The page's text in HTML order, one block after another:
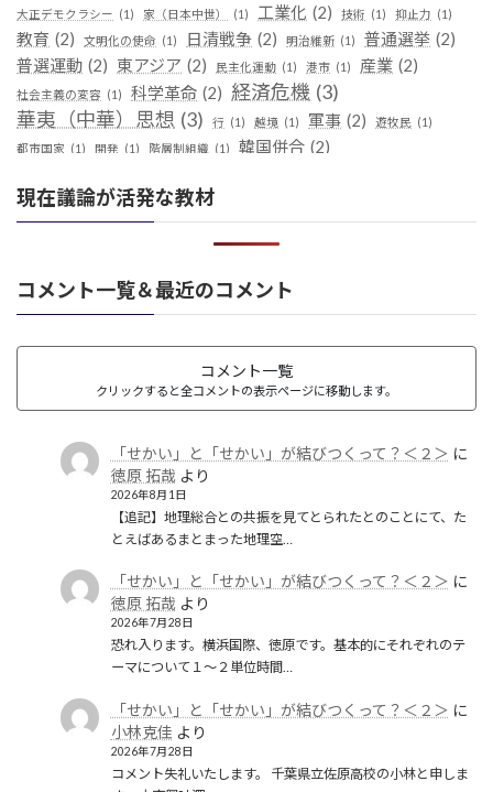
大正デモクラシー (1) 家（日本中世） (1) 工業化 (2) 技術 (1) 抑止力 (1)
教育 (2) 文明化の使命 (1) 日清戦争 (2) 明治維新 (1) 普通選挙 (2)
普選運動 (2) 東アジア (2) 民主化運動 (1) 港市 (1) 産業 (2)
社会主義の変容 (1) 科学革命 (2) 経済危機 (3)
華夷（中華）思想 (3) 行 (1) 越境 (1) 軍事 (2) 遊牧民 (1)
都市国家 (1) 開発 (1) 階層制組織 (1) 韓国併合 (2)
現在議論が活発な教材
コメント一覧＆最近のコメント
コメント一覧
クリックすると全コメントの表示ページに移動します。
「せかい」と「せかい」が結びつくって？＜２＞ に
徳原 拓哉 より
2026年8月1日
【追記】地理総合との共振を見てとられたとのことにて、た
とえばあるまとまった地理空…
「せかい」と「せかい」が結びつくって？＜２＞ に
徳原 拓哉 より
2026年7月28日
恐れ入ります。横浜国際、徳原です。基本的にそれぞれのテ
ーマについて１〜２単位時間…
「せかい」と「せかい」が結びつくって？＜２＞ に
小林克佳 より
2026年7月28日
コメント失礼いたします。 千葉県立佐原高校の小林と申しま